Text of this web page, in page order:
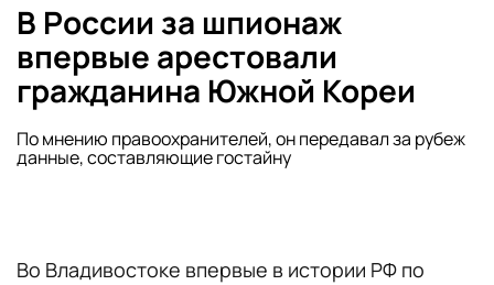
В России за шпионаж
впервые арестовали
гражданина Южной Кореи
По мнению правоохранителей, он передавал за рубеж
данные, составляющие гостайну
Во Владивостоке впервые в истории РФ по